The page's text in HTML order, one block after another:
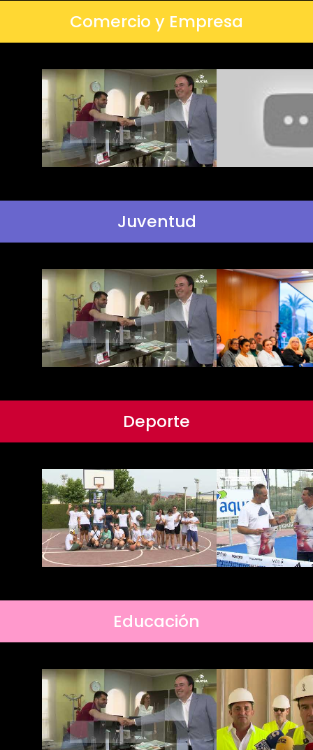
Comercio y Empresa
Juventud
Deporte
Educación